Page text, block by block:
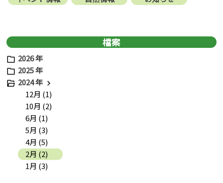
檔案
2026 年
2025 年
2024 年
12月 (1)
10月 (2)
6月 (1)
5月 (3)
4月 (5)
2月 (2)
1月 (3)